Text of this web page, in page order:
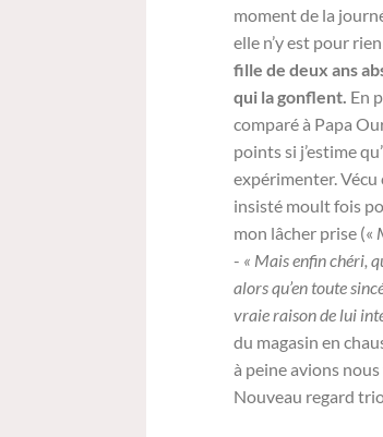
moment de la
elle n’y est pour
fille de deux ans
qui la gonflent. En
comparé à Papa
points si j’estime
expérimenter. Vécu
insisté moult fois
mon lâcher prise («
- « Mais enfin chéri,
alors qu’en toute
vraie raison de lui
du magasin en
à peine avions nous
Nouveau regard